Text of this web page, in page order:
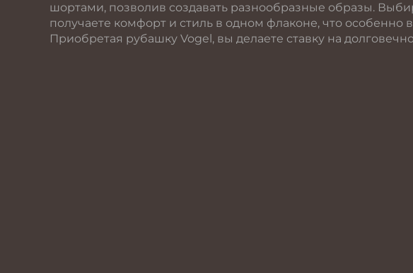
шортами, позволив создавать разнообразные образы.
получаете комфорт и стиль в одном флаконе, что особенно
Приобретая рубашку Vogel, вы делаете ставку на